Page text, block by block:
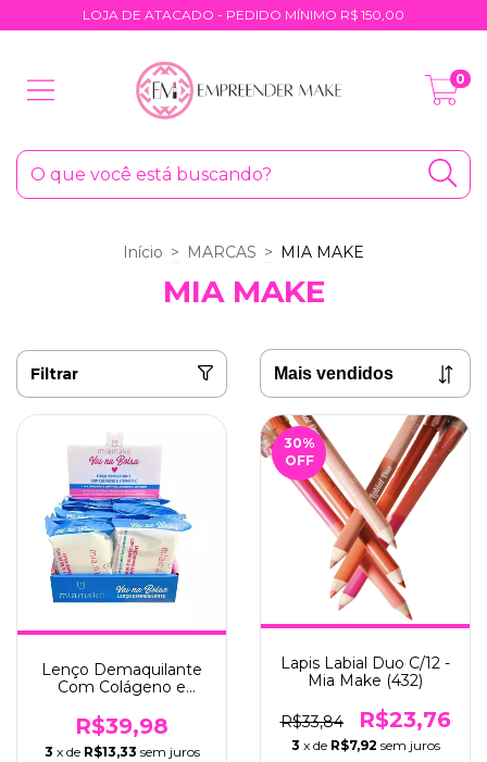
LOJA DE ATACADO - PEDIDO MÍNIMO R$ 150,00
0
Início > MARCAS > MIA MAKE
MIA MAKE
Filtrar
Lenço Demaquilante
Com Colágeno e
Bolsa C/12 - Mia Make
(464)
R$39,98
3 x de R$13,33 sem juros
30%
OFF
Lapis Labial Duo C/12 -
Mia Make (432)
R$33,84 R$23,76
3 x de R$7,92 sem juros